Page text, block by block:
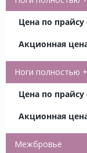
Ноги полностью
Межбровье